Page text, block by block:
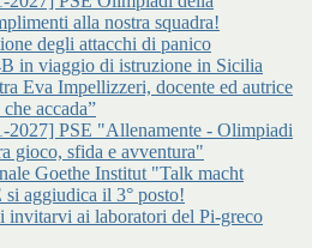
alla nostra squadra!
degli attacchi di panico
in viaggio di istruzione in Sicilia
Eva Impellizzeri, docente ed autrice
accada”
2027] PSE "Allenamente - Olimpiadi
gioco, sfida e avventura"
Goethe Institut "Talk macht
aggiudica il 3° posto!
invitarvi ai laboratori del Pi-greco